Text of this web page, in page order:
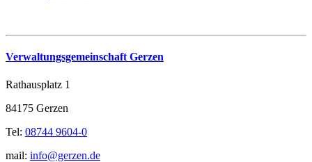
Verwaltungsgemeinschaft Gerzen
Rathausplatz 1
84175 Gerzen
Tel: 08744 9604-0
mail: info@gerzen.de